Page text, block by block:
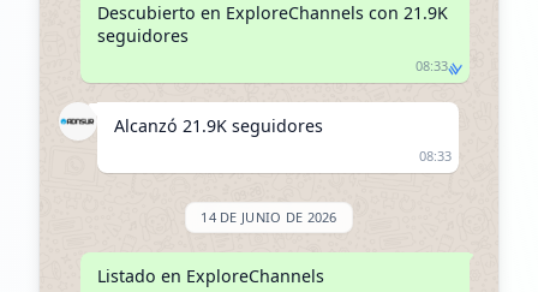
Descubierto en ExploreChannels con 21.9K
seguidores
08:33
Alcanzó 21.9K seguidores
08:33
14 DE JUNIO DE 2026
Listado en ExploreChannels